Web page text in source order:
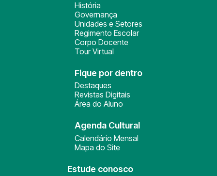
História
Governança
Unidades e Setores
Regimento Escolar
Corpo Docente
Tour Virtual
Fique por dentro
Destaques
Revistas Digitais
Área do Aluno
Agenda Cultural
Calendário Mensal
Mapa do Site
Estude conosco